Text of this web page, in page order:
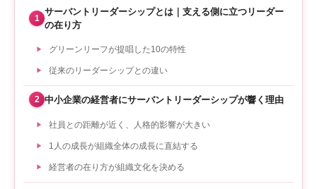
1
サーバントリーダーシップとは｜支える側に立つリーダー
の在り方
グリーンリーフが提唱した10の特性
従来のリーダーシップとの違い
2 中小企業の経営者にサーバントリーダーシップが響く理由
社員との距離が近く、人格的影響が大きい
1人の成長が組織全体の成長に直結する
経営者の在り方が組織文化を決める